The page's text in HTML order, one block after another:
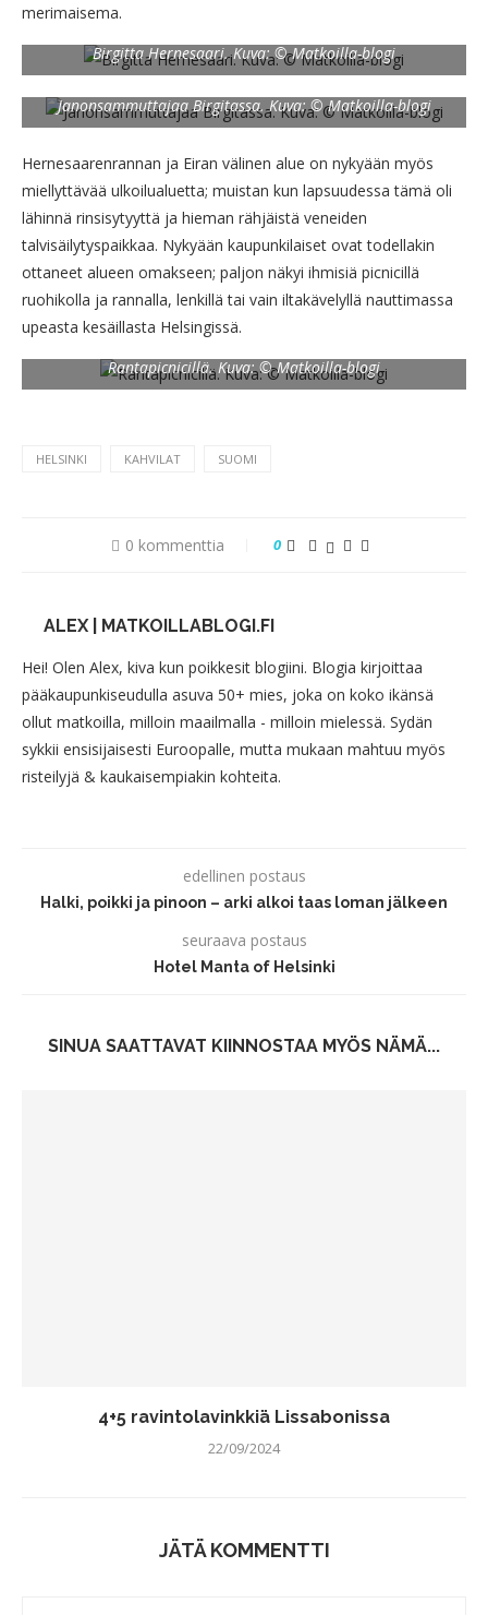
merimaisema.
Birgitta Hernesaari. Kuva: © Matkoilla-blogi
Janonsammuttajaa Birgitassa. Kuva: © Matkoilla-blogi
Hernesaarenrannan ja Eiran välinen alue on nykyään myös
miellyttävää ulkoilualuetta; muistan kun lapsuudessa tämä oli
lähinnä rinsisytyyttä ja hieman rähjäistä veneiden
talvisäilytyspaikkaa. Nykyään kaupunkilaiset ovat todellakin
ottaneet alueen omakseen; paljon näkyi ihmisiä picnicillä
ruohikolla ja rannalla, lenkillä tai vain iltakävelyllä nauttimassa
upeasta kesäillasta Helsingissä.
Rantapicnicillä. Kuva: © Matkoilla-blogi
HELSINKI KAHVILAT SUOMI
0 kommenttia 0
ALEX | MATKOILLABLOGI.FI
Hei! Olen Alex, kiva kun poikkesit blogiini. Blogia kirjoittaa
pääkaupunkiseudulla asuva 50+ mies, joka on koko ikänsä
ollut matkoilla, milloin maailmalla - milloin mielessä. Sydän
sykkii ensisijaisesti Euroopalle, mutta mukaan mahtuu myös
risteilyjä & kaukaisempiakin kohteita.
edellinen postaus
Halki, poikki ja pinoon – arki alkoi taas loman jälkeen
seuraava postaus
Hotel Manta of Helsinki
SINUA SAATTAVAT KIINNOSTAA MYÖS NÄMÄ...
4+5 ravintolavinkkiä Lissabonissa
22/09/2024
JÄTÄ KOMMENTTI